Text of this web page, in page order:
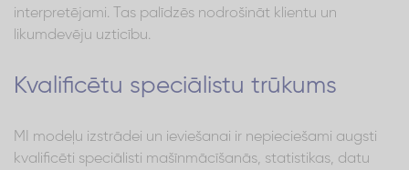
interpretējami. Tas palīdzēs nodrošināt klientu un
likumdevēju uzticību.
Kvalificētu speciālistu trūkums
MI modeļu izstrādei un ieviešanai ir nepieciešami augsti
kvalificēti speciālisti mašīnmācīšanās, statistikas, datu